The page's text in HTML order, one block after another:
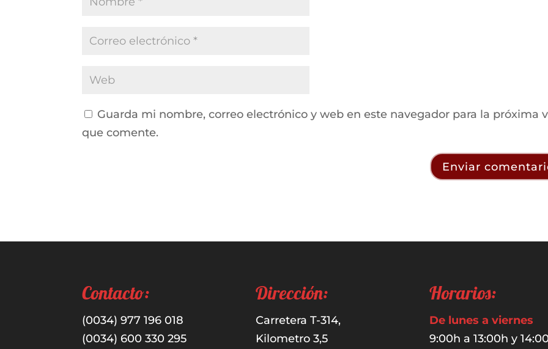
Guarda mi nombre, correo electrónico y web en este navegador para la próxima
que comente.
Contacto:
(0034) 977 196 018
(0034) 600 330 295
Dirección:
Carretera T-314,
Kilometro 3,5
Horarios:
De lunes a viernes
9:00h a 13:00h y